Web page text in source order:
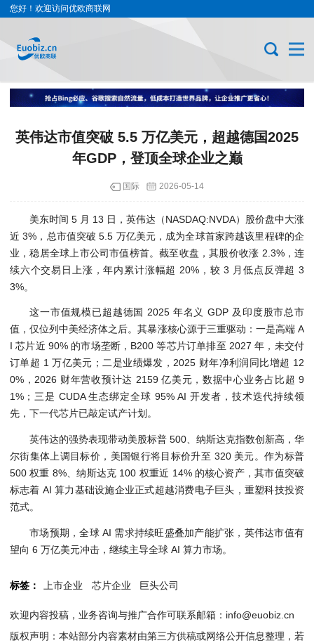
您好！欢迎访问优欧商联网
英伟达市值突破 5.5 万亿美元，超越德国2025
年GDP，登顶全球企业之巅
国际 2026-05-14
美东时间 5 月 13 日，英伟达（NASDAQ:NVDA）股价盘中大涨
近 3%，总市值突破 5.5 万亿美元，成为全球首家跨越该里程碑的企
业，稳居全球上市公司市值榜首。截至收盘，其股价收涨 2.3%，连
续六个交易日上涨，年内累计涨幅超 20%，较 3 月低点反弹超 3
3%。
这一市值规模已超越德国 2025 年名义 GDP 及印度股市总市
值，仅位列中美经济体之后。其暴涨核心源于三重驱动：一是高端 A
I 芯片近 90% 的市场垄断，B200 等芯片订单排至 2027 年，未交付
订单超 1 万亿美元；二是业绩爆发，2025 财年净利润同比增超 12
0%，2026 财年营收预计达 2159 亿美元，数据中心业务占比超 9
1%；三是 CUDA 生态绑定全球 95% AI 开发者，技术迭代持续领
先，下一代芯片已敲定试产计划。
英伟达的强势表现带动美股标普 500、纳斯达克指数创新高，华
尔街集体上调目标价，美国银行将目标价升至 320 美元。作为标普
500 权重 8%、纳斯达克 100 权重近 14% 的核心资产，其市值突破
标志着 AI 算力基础设施企业正式超越消费电子巨头，重塑科技投资
范式。
市场预期，全球 AI 需求持续旺盛叠加产能扩张，英伟达市值有
望向 6 万亿美元冲击，继续主导全球 AI 算力市场。
标签： 上市企业 芯片企业 巨头公司
欢迎内容投稿，业务咨询与推广合作可联系邮箱：info@euobiz.cn
版权声明：本站部分内容素材由第三方供稿或网络公开信息整理，若